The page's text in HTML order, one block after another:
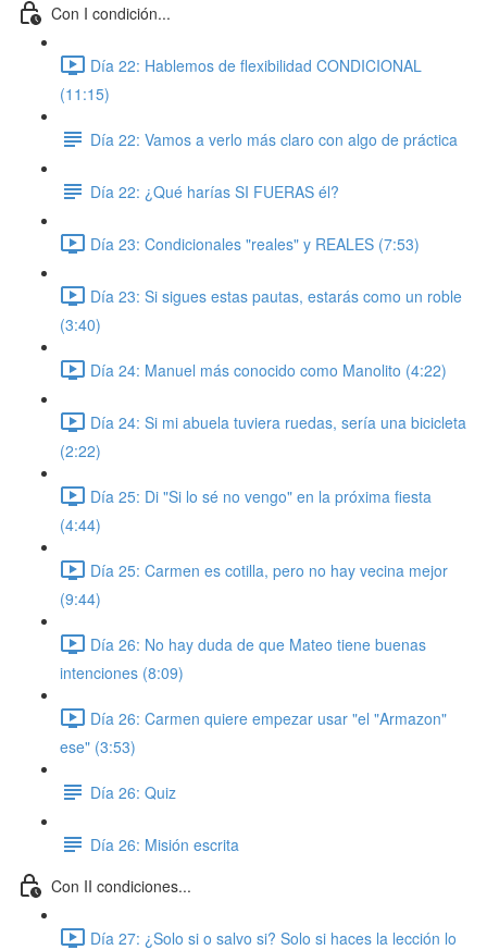
Con I condición...
Día 22: Hablemos de flexibilidad CONDICIONAL
(11:15)
Día 22: Vamos a verlo más claro con algo de práctica
Día 22: ¿Qué harías SI FUERAS él?
Día 23: Condicionales "reales" y REALES (7:53)
Día 23: Si sigues estas pautas, estarás como un roble
(3:40)
Día 24: Manuel más conocido como Manolito (4:22)
Día 24: Si mi abuela tuviera ruedas, sería una bicicleta
(2:22)
Día 25: Di "Si lo sé no vengo" en la próxima fiesta
(4:44)
Día 25: Carmen es cotilla, pero no hay vecina mejor
(9:44)
Día 26: No hay duda de que Mateo tiene buenas
intenciones (8:09)
Día 26: Carmen quiere empezar usar "el "Armazon"
ese" (3:53)
Día 26: Quiz
Día 26: Misión escrita
Con II condiciones...
Día 27: ¿Solo si o salvo si? Solo si haces la lección lo